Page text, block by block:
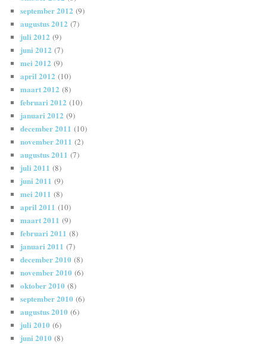
september 2012 (9)
augustus 2012 (7)
juli 2012 (9)
juni 2012 (7)
mei 2012 (9)
april 2012 (10)
maart 2012 (8)
februari 2012 (10)
januari 2012 (9)
december 2011 (10)
november 2011 (2)
augustus 2011 (7)
juli 2011 (8)
juni 2011 (9)
mei 2011 (8)
april 2011 (10)
maart 2011 (9)
februari 2011 (8)
januari 2011 (7)
december 2010 (8)
november 2010 (6)
oktober 2010 (8)
september 2010 (6)
augustus 2010 (6)
juli 2010 (6)
juni 2010 (8)